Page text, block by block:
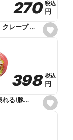
s
e
o
r
i
e
270
270 税込
税込
円
円
ファミマ・ザ・クレープ 生チョコ
s
e
398
398 税込
税込
円
円
たんぱく質が摂れる!豚しゃぶのパスタサラダ